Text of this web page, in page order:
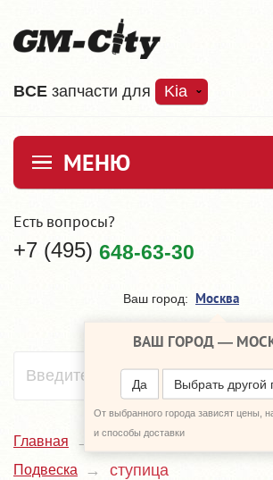
ВCE запчасти для Kia
МЕНЮ
Есть вопросы?
+7 (495) 648-63-30
Ваш город: Москва
ВАШ ГОРОД —
Да Выбрать другой
От выбранного города зависят цены,
и способы доставки
Главная Каталог
Подвеска
ступица